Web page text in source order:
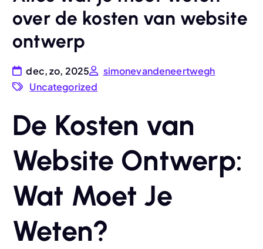
over de kosten van website
ontwerp
dec, zo, 2025
simonevandeneertwegh
Uncategorized
De Kosten van
Website Ontwerp:
Wat Moet Je
Weten?